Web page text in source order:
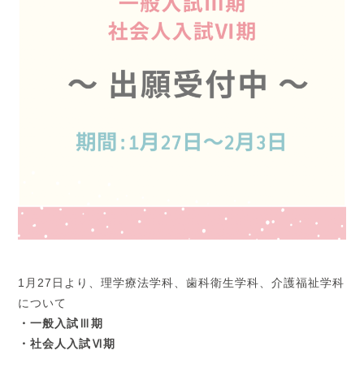
1月27日より、理学療法学科、歯科衛生学科、介護福祉学科
について
・一般入試Ⅲ期
・社会人入試Ⅵ期